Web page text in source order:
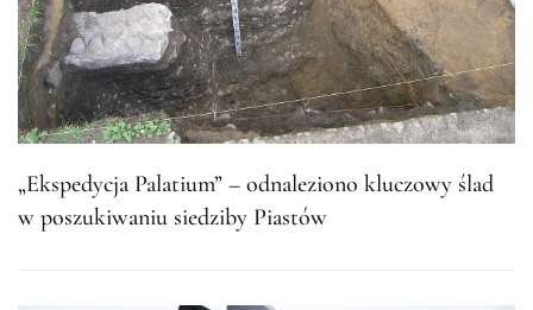
„Ekspedycja Palatium” – odnaleziono kluczowy ślad
w poszukiwaniu siedziby Piastów